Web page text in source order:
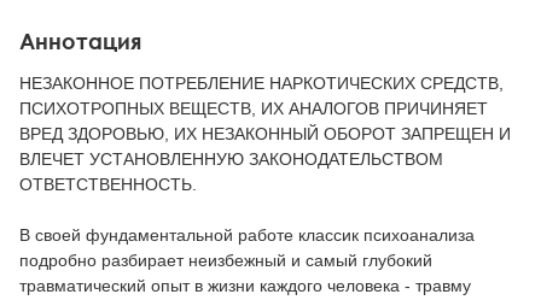
Аннотация
НЕЗАКОННОЕ ПОТРЕБЛЕНИЕ НАРКОТИЧЕСКИХ СРЕДСТВ,
ПСИХОТРОПНЫХ ВЕЩЕСТВ, ИХ АНАЛОГОВ ПРИЧИНЯЕТ
ВРЕД ЗДОРОВЬЮ, ИХ НЕЗАКОННЫЙ ОБОРОТ ЗАПРЕЩЕН И
ВЛЕЧЕТ УСТАНОВЛЕННУЮ ЗАКОНОДАТЕЛЬСТВОМ
ОТВЕТСТВЕННОСТЬ.
В своей фундаментальной работе классик психоанализа
подробно разбирает неизбежный и самый глубокий
травматический опыт в жизни каждого человека - травму